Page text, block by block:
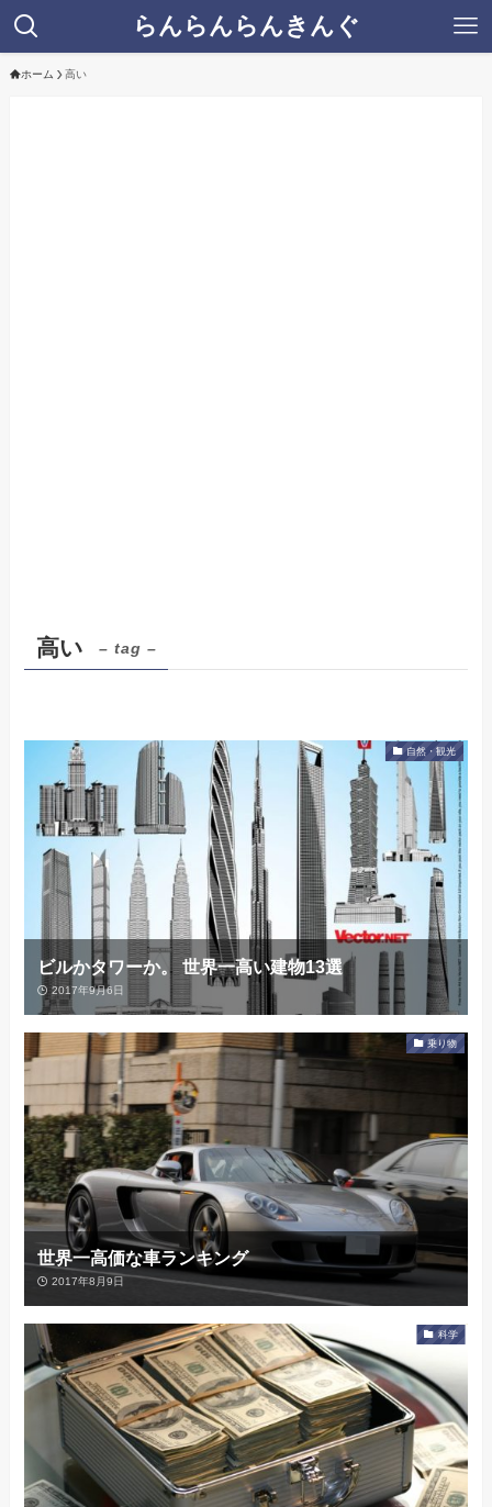
らんらんらんきんぐ
ホーム 高い
高い – tag –
自然・観光
ビルかタワーか。 世界一高い建物13選
2017年9月6日
乗り物
世界一高価な車ランキング
2017年8月9日
科学